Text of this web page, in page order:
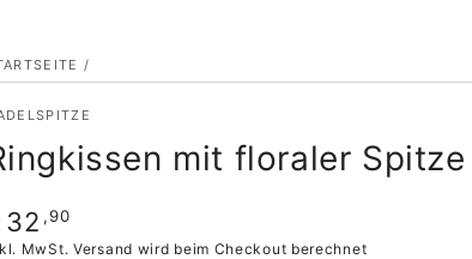
/
mit floraler Spitze
32 ,90
MwSt. Versand wird beim Checkout berechnet